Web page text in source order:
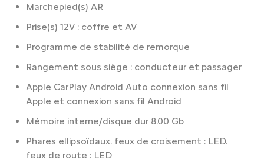
Marchepied(s) AR
Prise(s) 12V : coffre et AV
Programme de stabilité de remorque
Rangement sous siège : conducteur et passager
Apple CarPlay Android Auto connexion sans fil
Apple et connexion sans fil Android
Mémoire interne/disque dur 8.00 Gb
Phares ellipsoïdaux. feux de croisement : LED.
feux de route : LED